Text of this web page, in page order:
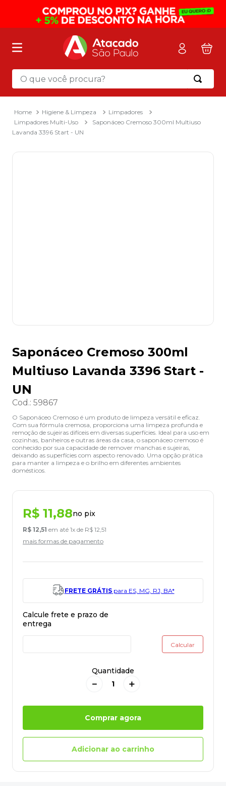
O que você procura?
Higiene & Limpeza
Limpadores
Limpadores Multi-Uso
Saponáceo Cremoso 300ml Multiuso
Lavanda 3396 Start - UN
Saponáceo Cremoso 300ml
Multiuso Lavanda 3396 Start -
UN
Cod.: 59867
O Saponáceo Cremoso é um produto de limpeza versátil e eficaz.
Com sua fórmula cremosa, proporciona uma limpeza profunda e
remoção de sujeiras difíceis em diversas superfícies. Ideal para uso em
cozinhas, banheiros e outras áreas da casa, o saponáceo cremoso é
conhecido por sua capacidade de remover manchas e sujeiras,
deixando as superfícies com aspecto renovado. Uma opção prática
para manter a limpeza e o brilho em diferentes ambientes
domésticos.
R$ 11,88no pix
R$ 12,51 em até 1x de R$ 12,51
mais formas de pagamento
FRETE GRÁTISpara ES, MG, RJ, BA*
Quantidade
＋
－
Comprar agora
Adicionar ao carrinho
Termos mais buscados
mochila
2º sacola